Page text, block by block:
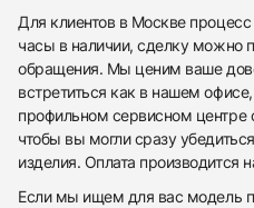
Для клиентов в Москве
часы в наличии, сделку можно
обращения. Мы ценим ваше
встретиться как в нашем
профильном сервисном
чтобы вы могли сразу
изделия. Оплата производится
Если мы ищем для вас модель